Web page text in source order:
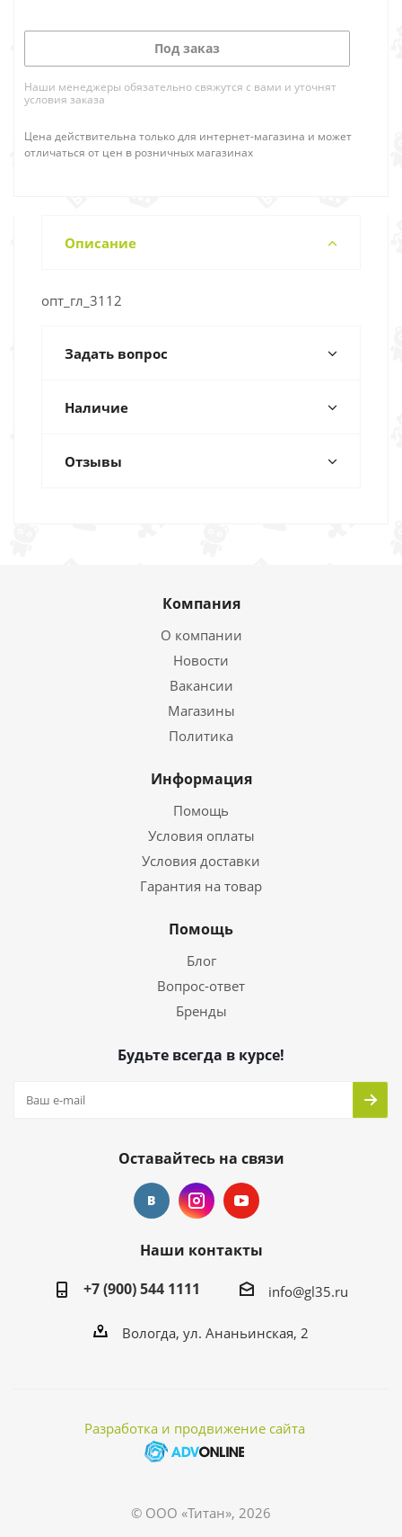
Под заказ
Наши менеджеры обязательно свяжутся с вами и уточнят
условия заказа
Цена действительна только для интернет-магазина и может
отличаться от цен в розничных магазинах
Описание
опт_гл_3112
Задать вопрос
Наличие
Отзывы
Компания
О компании
Новости
Вакансии
Магазины
Политика
Информация
Помощь
Условия оплаты
Условия доставки
Гарантия на товар
Помощь
Блог
Вопрос-ответ
Бренды
Будьте всегда в курсе!
Оставайтесь на связи
Наши контакты
+7 (900) 544 1111
info@gl35.ru
Вологда, ул. Ананьинская, 2
Разработка и продвижение сайта
© ООО «Титан», 2026